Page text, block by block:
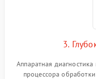
3.
Аппаратная
процессора